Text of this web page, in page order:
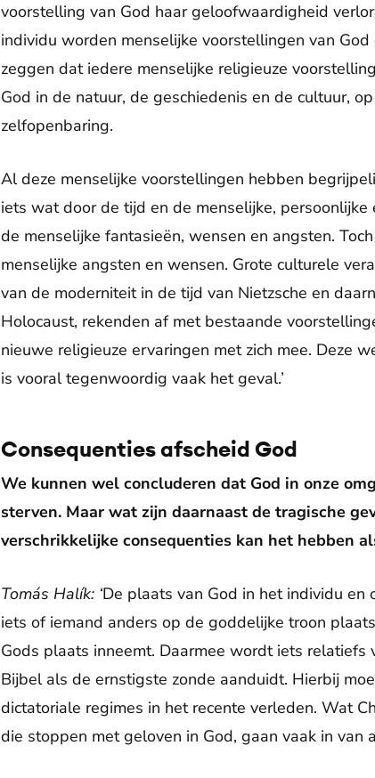
voorstelling van God haar geloofwaardigheid
individu worden menselijke voorstellingen van
zeggen dat iedere menselijke religieuze
God in de natuur, de geschiedenis en de cultuur,
zelfopenbaring.
Al deze menselijke voorstellingen hebben
iets wat door de tijd en de menselijke,
de menselijke fantasieën, wensen en angsten.
menselijke angsten en wensen. Grote culturele
van de moderniteit in de tijd van Nietzsche en
Holocaust, rekenden af met bestaande
nieuwe religieuze ervaringen met zich mee. Deze
is vooral tegenwoordig vaak het geval.’
Consequenties afscheid God
We kunnen wel concluderen dat God in onze
sterven. Maar wat zijn daarnaast de tragische
verschrikkelijke consequenties kan het hebben
Tomás Halík: ‘De plaats van God in het individu
iets of iemand anders op de goddelijke troon
Gods plaats inneemt. Daarmee wordt iets
Bijbel als de ernstigste zonde aanduidt. Hierbij
dictatoriale regimes in het recente verleden. Wat
die stoppen met geloven in God, gaan vaak in van